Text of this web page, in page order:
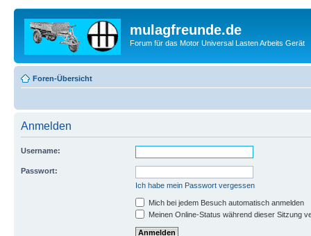
mulagfreunde.de
Forum für das Motor Universal Lasten Arbeits Gerät
Foren-Übersicht
Anmelden
Username:
Passwort:
Ich habe mein Passwort vergessen
Mich bei jedem Besuch automatisch anmelden
Meinen Online-Status während dieser Sitzung